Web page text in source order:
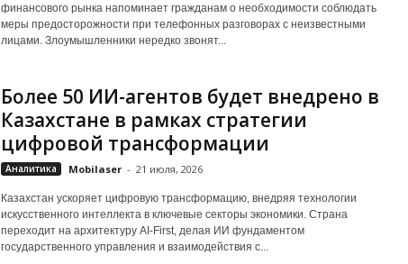
финансового рынка напоминает гражданам о необходимости соблюдать
меры предосторожности при телефонных разговорах с неизвестными
лицами. Злоумышленники нередко звонят...
Более 50 ИИ-агентов будет внедрено в
Казахстане в рамках стратегии
цифровой трансформации
Аналитика Mobilaser - 21 июля, 2026
Казахстан ускоряет цифровую трансформацию, внедряя технологии
искусственного интеллекта в ключевые секторы экономики. Страна
переходит на архитектуру AI-First, делая ИИ фундаментом
государственного управления и взаимодействия с...